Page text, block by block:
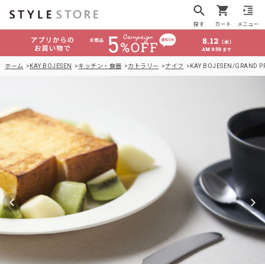
探す カート メニュー
ホーム KAY BOJESEN キッチン・食器 カトラリー ナイフ KAY BOJESEN/GRAND